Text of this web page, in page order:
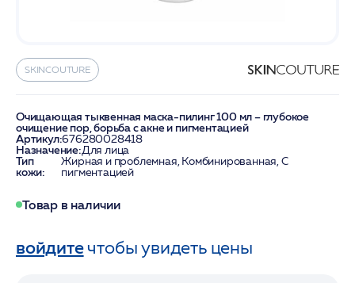
SKINCOUTURE
Очищающая тыквенная маска-пилинг 100 мл – глубокое
очищение пор, борьба с акне и пигментацией
Артикул:676280028418
Назначение:Для лица
Тип
кожи:
Жирная и проблемная, Комбинированная, С
пигментацией
Товар в наличии
войдитечтобы увидеть цены